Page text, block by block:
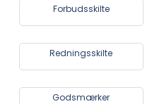
Forbudsskilte
Redningsskilte
Godsmærker